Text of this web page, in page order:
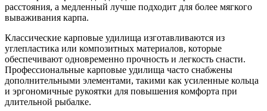
расстояния, а медленный лучше подходит для более мягкого
вываживания карпа.
Классические карповые удилища изготавливаются из
углепластика или композитных материалов, которые
обеспечивают одновременно прочность и легкость снасти.
Профессиональные карповые удилища часто снабжены
дополнительными элементами, такими как усиленные кольца
и эргономичные рукоятки для повышения комфорта при
длительной рыбалке.